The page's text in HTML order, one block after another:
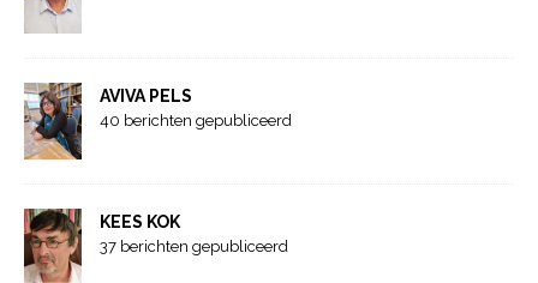
AVIVA PELS
40 berichten gepubliceerd
KEES KOK
37 berichten gepubliceerd